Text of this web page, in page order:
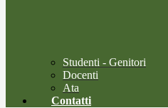
Studenti - Genitori
Docenti
Ata
Contatti